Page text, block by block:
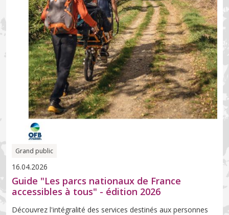
Grand public
16.04.2026
Guide "Les parcs nationaux de France
accessibles à tous" - édition 2026
Découvrez l'intégralité des services destinés aux personnes